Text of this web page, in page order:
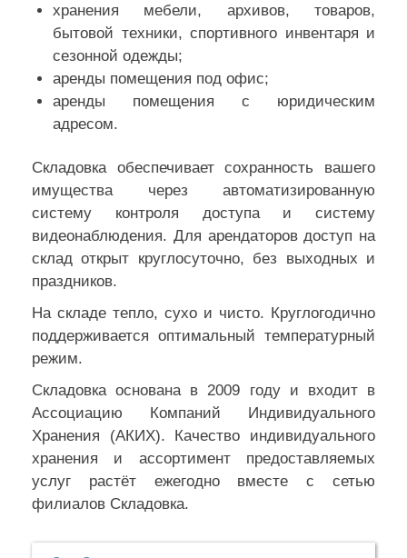
хранения мебели, архивов, товаров,
бытовой техники, спортивного инвентаря и
сезонной одежды;
аренды помещения под офис;
аренды помещения с юридическим
адресом.
Складовка обеспечивает сохранность вашего
имущества через автоматизированную
систему контроля доступа и систему
видеонаблюдения. Для арендаторов доступ на
склад открыт круглосуточно, без выходных и
праздников.
На складе тепло, сухо и чисто. Круглогодично
поддерживается оптимальный температурный
режим.
Складовка основана в 2009 году и входит в
Ассоциацию Компаний Индивидуального
Хранения (АКИХ). Качество индивидуального
хранения и ассортимент предоставляемых
услуг растёт ежегодно вместе с сетью
филиалов Складовка.